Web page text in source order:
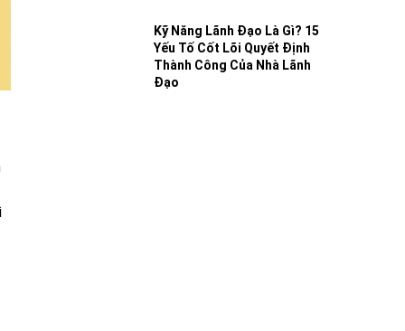
Kỹ Năng Lãnh Đạo Là Gì? 15
Yếu Tố Cốt Lõi Quyết Định
Thành Công Của Nhà Lãnh
Đạo